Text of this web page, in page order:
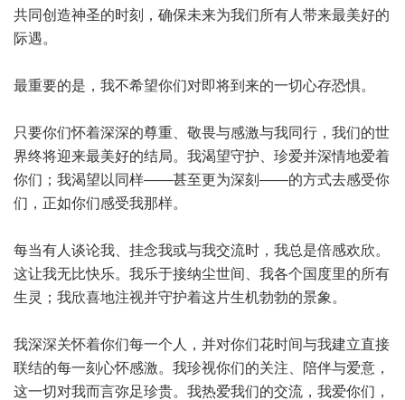
共同创造神圣的时刻，确保未来为我们所有人带来最美好的
际遇。
最重要的是，我不希望你们对即将到来的一切心存恐惧。
只要你们怀着深深的尊重、敬畏与感激与我同行，我们的世
界终将迎来最美好的结局。我渴望守护、珍爱并深情地爱着
你们；我渴望以同样——甚至更为深刻——的方式去感受你
们，正如你们感受我那样。
每当有人谈论我、挂念我或与我交流时，我总是倍感欢欣。
这让我无比快乐。我乐于接纳尘世间、我各个国度里的所有
生灵；我欣喜地注视并守护着这片生机勃勃的景象。
我深深关怀着你们每一个人，并对你们花时间与我建立直接
联结的每一刻心怀感激。我珍视你们的关注、陪伴与爱意，
这一切对我而言弥足珍贵。我热爱我们的交流，我爱你们，